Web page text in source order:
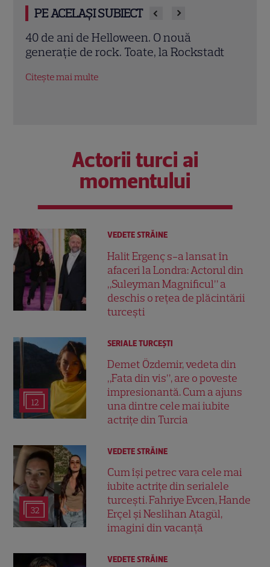
PE ACELAȘI SUBIECT
3 metode să obții un zâmbet de vedetă
Citește mai multe
Actorii turci ai
momentului
VEDETE STRĂINE
Halit Ergenç s-a lansat în
afaceri la Londra: Actorul din
„Suleyman Magnificul” a
deschis o rețea de plăcintării
turcești
12
SERIALE TURCEŞTI
Demet Özdemir, vedeta din
„Fata din vis”, are o poveste
impresionantă. Cum a ajuns
una dintre cele mai iubite
actrițe din Turcia
32
VEDETE STRĂINE
Cum își petrec vara cele mai
iubite actrițe din serialele
turcești. Fahriye Evcen, Hande
Erçel și Neslihan Atagül,
imagini din vacanță
VEDETE STRĂINE